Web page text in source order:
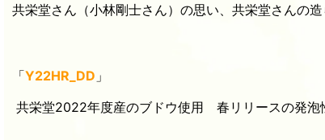
共栄堂さん（小林剛士さん）の思い、共栄堂さんの
「Y22HR_DD 」
共栄堂2022年度産のブドウ使用 春リリースの発泡